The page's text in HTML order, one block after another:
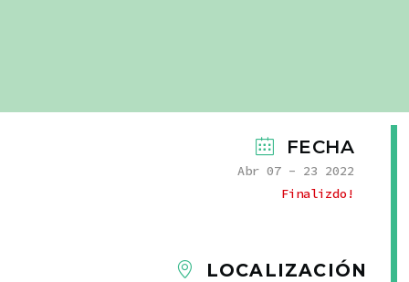
FECHA
Abr 07 - 23 2022
Finalizdo!
LOCALIZACIÓN